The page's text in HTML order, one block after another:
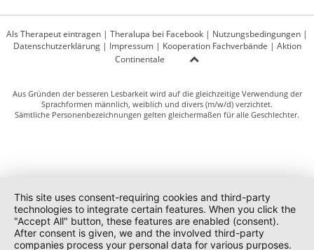
Als Therapeut eintragen | Theralupa bei Facebook | Nutzungsbedingungen |
Datenschutzerklärung| Impressum| Kooperation Fachverbände | Aktion
Continentale
Aus Gründen der besseren Lesbarkeit wird auf die gleichzeitige Verwendung der
Sprachformen männlich, weiblich und divers (m/w/d) verzichtet.
Sämtliche Personenbezeichnungen gelten gleichermaßen für alle Geschlechter.
This site uses consent-requiring cookies and third-party
technologies to integrate certain features. When you click the
"Accept All" button, these features are enabled (consent).
After consent is given, we and the involved third-party
companies process your personal data for various purposes.